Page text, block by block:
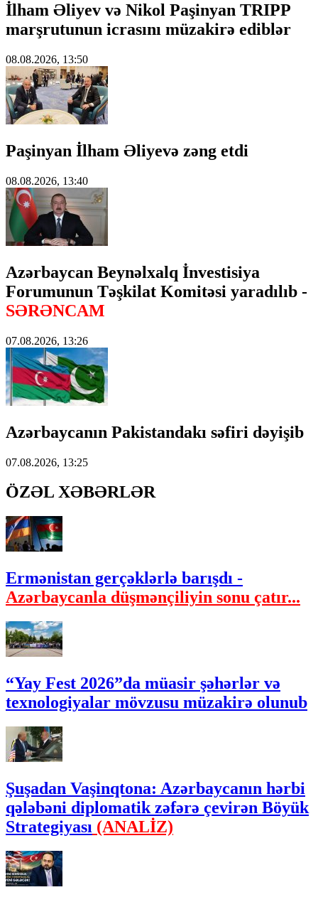
İlham Əliyev və Nikol Paşinyan TRIPP
marşrutunun icrasını müzakirə ediblər
08.08.2026, 13:50
Paşinyan İlham Əliyevə zəng etdi
08.08.2026, 13:40
Azərbaycan Beynəlxalq İnvestisiya
Forumunun Təşkilat Komitəsi yaradılıb -
SƏRƏNCAM
07.08.2026, 13:26
Azərbaycanın Pakistandakı səfiri dəyişib
07.08.2026, 13:25
ÖZƏL XƏBƏRLƏR
Ermənistan gerçəklərlə barışdı -
Azərbaycanla düşmənçiliyin sonu çatır...
“Yay Fest 2026”da müasir şəhərlər və
texnologiyalar mövzusu müzakirə olunub
Şuşadan Vaşinqtona: Azərbaycanın hərbi
qələbəni diplomatik zəfərə çevirən Böyük
Strategiyası (ANALİZ)